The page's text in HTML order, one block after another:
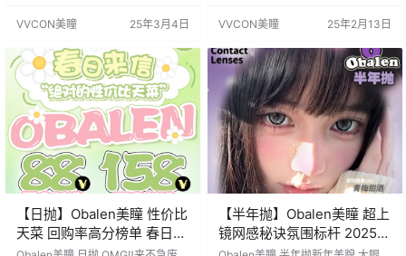
不用犹豫直接闭眼冲✌二层虹膜！
88/2副，128/3副 （下单…
VVCON美瞳 25年3月4日
== 发货地区：安徽宿州 佩戴周期：
水量：38%/40% 基弧B…
VVCON美瞳 25年2月13日
【日抛】Obalen美瞳 性价比
天菜 回购率高分榜单 春日踏
青囤货季
【半年抛】Obalen美瞳 超上
镜网感秘诀氛围标杆 2025新
年新美貌